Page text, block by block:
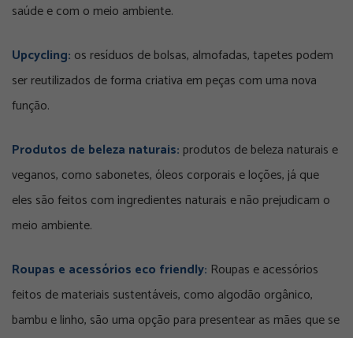
saúde e com o meio ambiente.
Upcycling: os resíduos de bolsas, almofadas, tapetes podem
ser reutilizados de forma criativa em peças com uma nova
função.
Produtos de beleza naturais: produtos de beleza naturais e
veganos, como sabonetes, óleos corporais e loções, já que
eles são feitos com ingredientes naturais e não prejudicam o
meio ambiente.
Roupas e acessórios eco friendly: Roupas e acessórios
feitos de materiais sustentáveis, como algodão orgânico,
bambu e linho, são uma opção para presentear as mães que se